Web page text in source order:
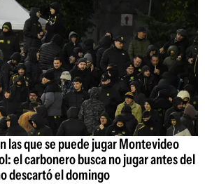
las que se puede jugar Montevideo
el carbonero busca no jugar antes del
descartó el domingo